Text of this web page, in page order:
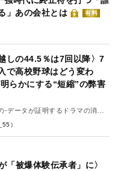
」あの会社とは
有料
しの44.5％は7回以降〉7
で高校野球はどう変わ
らかにする“短縮”の弊害
-データが証明するドラマの消
）
「被爆体験伝承者」に〉